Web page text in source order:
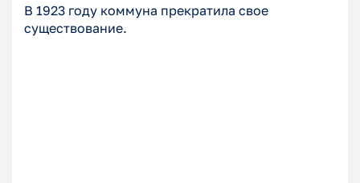
В 1923 году коммуна прекратила свое
существование.